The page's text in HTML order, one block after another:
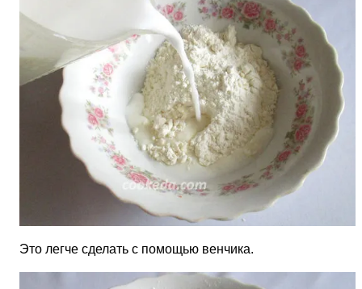
Это легче сделать с помощью венчика.